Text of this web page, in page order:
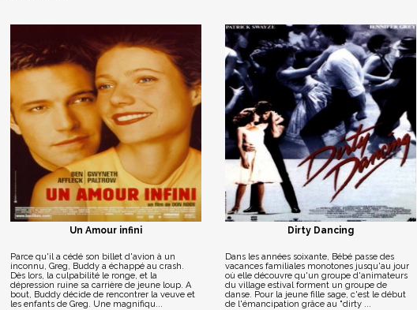
Un Amour infini
Parce qu'il a cédé son billet d'avion à un
inconnu, Greg, Buddy a échappé au crash.
Dès lors, la culpabilité le ronge, et la
dépression ruine sa carrière de jeune loup. A
bout, Buddy décide de rencontrer la veuve et
les enfants de Greg. Une magnifiqu...
Dirty Dancing
Dans les années soixante, Bébé passe des
vacances familiales monotones jusqu'au jour
où elle découvre qu'un groupe d'animateurs
du village estival forment un groupe de
danse. Pour la jeune fille sage, c'est le début
de l'émancipation grâce au "dirty ...